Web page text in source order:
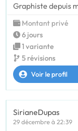
Graphiste depuis
Montant privé
6 jours
1 variante
5 révisions
Voir le profil
SirianeDupas
29 décembre à 22:39